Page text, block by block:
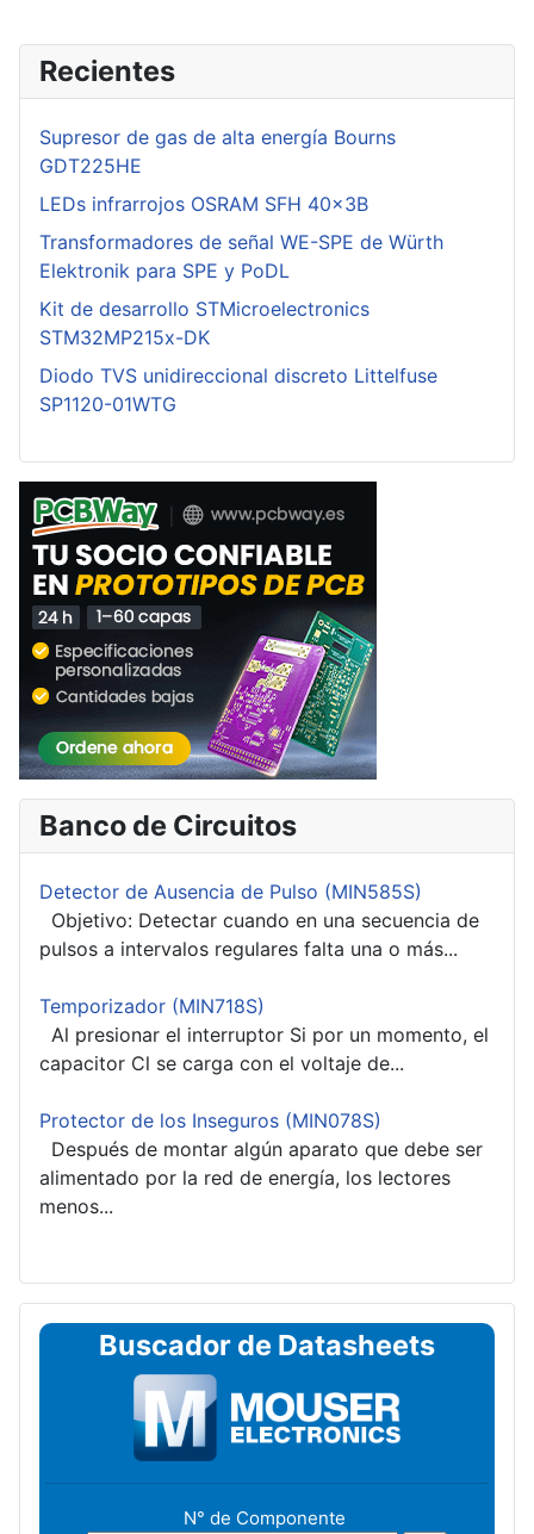
Recientes
Supresor de gas de alta energía Bourns
GDT225HE
LEDs infrarrojos OSRAM SFH 40x3B
Transformadores de señal WE-SPE de Würth
Elektronik para SPE y PoDL
Kit de desarrollo STMicroelectronics
STM32MP215x-DK
Diodo TVS unidireccional discreto Littelfuse
SP1120-01WTG
Banco de Circuitos
Detector de Ausencia de Pulso (MIN585S)
Objetivo: Detectar cuando en una secuencia de
pulsos a intervalos regulares falta una o más...
Temporizador (MIN718S)
Al presionar el interruptor Si por un momento, el
capacitor Cl se carga con el voltaje de...
Protector de los Inseguros (MIN078S)
Después de montar algún aparato que debe ser
alimentado por la red de energía, los lectores
menos...
Buscador de Datasheets
N° de Componente